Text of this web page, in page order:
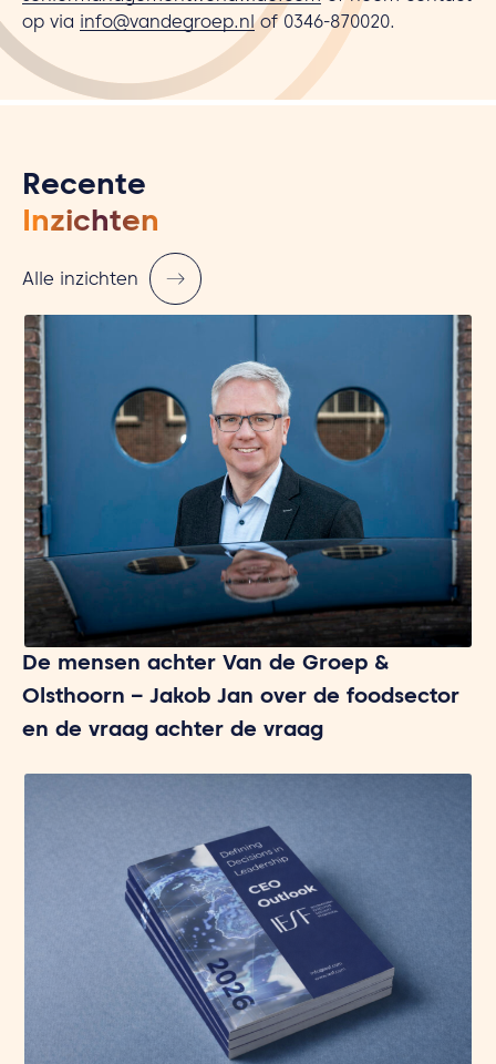
op via info@vandegroep.nlof 0346-870020.
Recente
Inzichten
Alle inzichten
De mensen achter Van de Groep &
Olsthoorn – Jakob Jan over de foodsector
en de vraag achter de vraag